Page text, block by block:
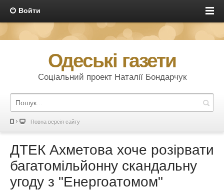
Войти
Одеські газети
Соціальний проект Наталії Бондарчук
Повна версія сайту
ДТЕК Ахметова хоче розірвати
багатомільйонну скандальну
угоду з "Енергоатомом"